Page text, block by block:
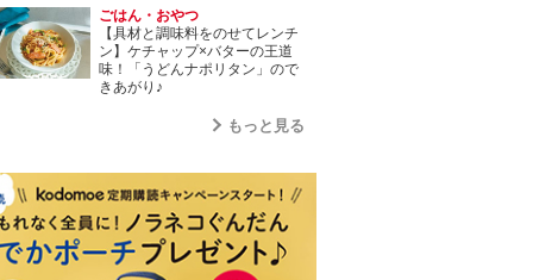
ごはん・おやつ
【具材と調味料をのせてレンチ
ン】ケチャップ×バターの王道
味！「うどんナポリタン」ので
きあがり♪
もっと見る